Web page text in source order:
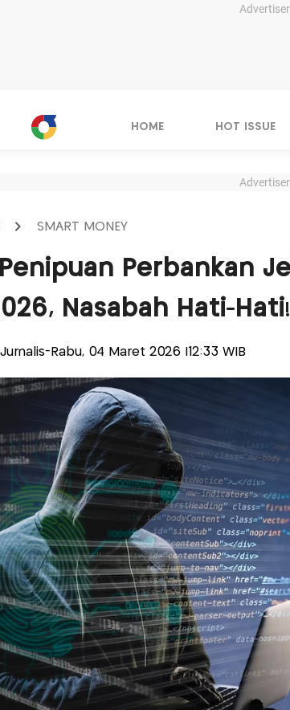
HOME HOT ISSUE
SMART MONEY
Perbankan
Nasabah Hati-Hati!
Rabu, 04 Maret 2026 |12:33 WIB